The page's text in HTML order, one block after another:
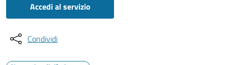
Accedi al servizio
Condividi